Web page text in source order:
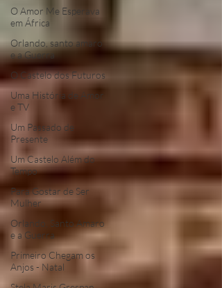
O Amor Me Esperava
em África
Orlando, santo amaro
e a Guerra
O Castelo dos Futuros
Uma História de Amor
e TV
Um Passado de
Presente
Um Castelo Além do
Tempo
Para Gostar de Ser
Mulher
Orlando, Santo Amaro
e a Guerra
Primeiro Chegam os
Anjos - Natal